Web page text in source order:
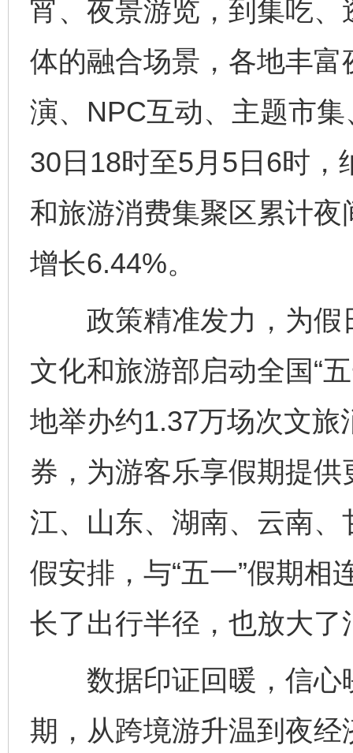
宵、夜景游览，到集吃
体的融合场景，各地丰
演、NPC互动、主题市
30日18时至5月5日6时，
和旅游消费集聚区累计
增长6.44%。
政策精准发力，为假
文化和旅游部启动全国“
地举办约1.37万场次文
券，为游客乐享假期提
江、山东、湖南、云南
假安排，与“五一”假期相
长了出行半径，也放大了
数据印证回暖，信心
期，从跨境游升温到夜